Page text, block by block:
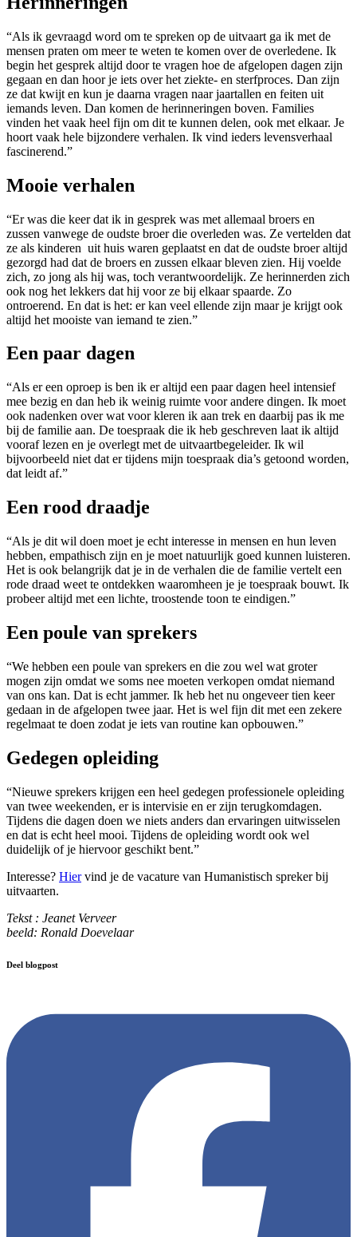
“Als ik gevraagd word om te spreken op de uitvaart ga ik met de
mensen praten om meer te weten te komen over de overledene. Ik
begin het gesprek altijd door te vragen hoe de afgelopen dagen zijn
gegaan en dan hoor je iets over het ziekte- en sterfproces. Dan zijn
ze dat kwijt en kun je daarna vragen naar jaartallen en feiten uit
iemands leven. Dan komen de herinneringen boven. Families
vinden het vaak heel fijn om dit te kunnen delen, ook met elkaar. Je
hoort vaak hele bijzondere verhalen. Ik vind ieders levensverhaal
fascinerend.”
Mooie verhalen
“Er was die keer dat ik in gesprek was met allemaal broers en
zussen vanwege de oudste broer die overleden was. Ze vertelden dat
ze als kinderen uit huis waren geplaatst en dat de oudste broer altijd
gezorgd had dat de broers en zussen elkaar bleven zien. Hij voelde
zich, zo jong als hij was, toch verantwoordelijk. Ze herinnerden zich
ook nog het lekkers dat hij voor ze bij elkaar spaarde. Zo
ontroerend. En dat is het: er kan veel ellende zijn maar je krijgt ook
altijd het mooiste van iemand te zien.”
Een paar dagen
“Als er een oproep is ben ik er altijd een paar dagen heel intensief
mee bezig en dan heb ik weinig ruimte voor andere dingen. Ik moet
ook nadenken over wat voor kleren ik aan trek en daarbij pas ik me
bij de familie aan. De toespraak die ik heb geschreven laat ik altijd
vooraf lezen en je overlegt met de uitvaartbegeleider. Ik wil
bijvoorbeeld niet dat er tijdens mijn toespraak dia’s getoond worden,
dat leidt af.”
Een rood draadje
“Als je dit wil doen moet je echt interesse in mensen en hun leven
hebben, empathisch zijn en je moet natuurlijk goed kunnen luisteren.
Het is ook belangrijk dat je in de verhalen die de familie vertelt een
rode draad weet te ontdekken waaromheen je je toespraak bouwt. Ik
probeer altijd met een lichte, troostende toon te eindigen.”
Een poule van sprekers
“We hebben een poule van sprekers en die zou wel wat groter
mogen zijn omdat we soms nee moeten verkopen omdat niemand
van ons kan. Dat is echt jammer. Ik heb het nu ongeveer tien keer
gedaan in de afgelopen twee jaar. Het is wel fijn dit met een zekere
regelmaat te doen zodat je iets van routine kan opbouwen.”
Gedegen opleiding
“Nieuwe sprekers krijgen een heel gedegen professionele opleiding
van twee weekenden, er is intervisie en er zijn terugkomdagen.
Tijdens die dagen doen we niets anders dan ervaringen uitwisselen
en dat is echt heel mooi. Tijdens de opleiding wordt ook wel
duidelijk of je hiervoor geschikt bent.”
Interesse? Hiervind je de vacature van Humanistisch spreker bij
uitvaarten.
Tekst : Jeanet Verveer
beeld: Ronald Doevelaar
Deel blogpost